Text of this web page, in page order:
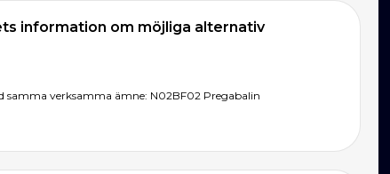
information om möjliga alternativ
samma verksamma ämne: N02BF02 Pregabalin